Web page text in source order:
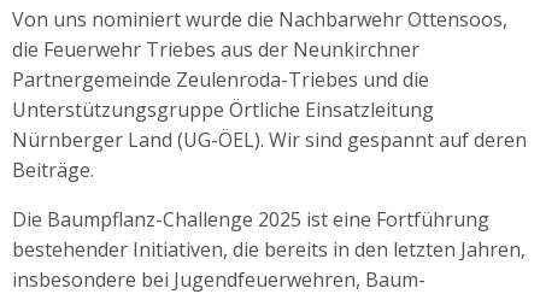
Von uns nominiert wurde die Nachbarwehr Ottensoos,
die Feuerwehr Triebes aus der Neunkirchner
Partnergemeinde Zeulenroda-Triebes und die
Unterstützungsgruppe Örtliche Einsatzleitung
Nürnberger Land (UG-ÖEL). Wir sind gespannt auf deren
Beiträge.
Die Baumpflanz-Challenge 2025 ist eine Fortführung
bestehender Initiativen, die bereits in den letzten Jahren,
insbesondere bei Jugendfeuerwehren, Baum-